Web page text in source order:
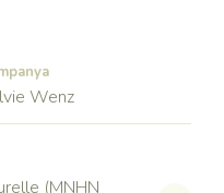
Wenz
(MNHN